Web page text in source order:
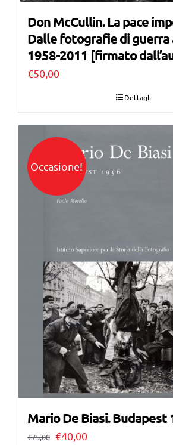
Don McCullin. La pace
Dalle fotografie di guerra
1958-2011 [firmato
€50,00
Dettagli
Occasione!
Mario De Biasi. Budapest
€75,00 Il
€40,00Il